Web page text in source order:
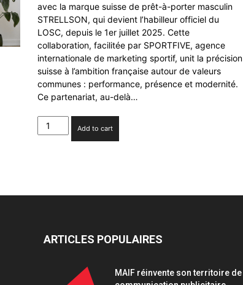
avec la marque suisse de prêt-à-porter masculin
STRELLSON, qui devient l’habilleur officiel du
LOSC, depuis le 1er juillet 2025. Cette
collaboration, facilitée par SPORTFIVE, agence
internationale de marketing sportif, unit la précision
suisse à l’ambition française autour de valeurs
communes : performance, présence et modernité.
Ce partenariat, au-delà…
Le
LOSC
Add to cart
ARTICLES POPULAIRES
MAIF réinvente son territoire de